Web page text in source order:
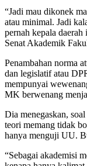
“Jadi mau dikonek
atau minimal. Jadi
pernah kepala
Senat Akademik
Penambahan norma
dan legislatif atau
mempunyai
MK berwenang
Dia menegaskan,
teori memang tidak
hanya menguji UU.
“Sebagai akademisi